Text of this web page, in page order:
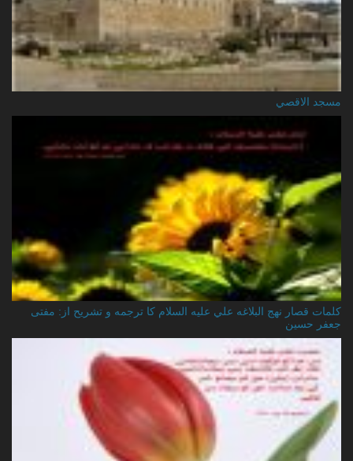
مسجد الاقصي
کلمات قصار نهج البلاغه علي عليه السلام کا ترجمه و تشریح از: مفتی
جعفر حسین